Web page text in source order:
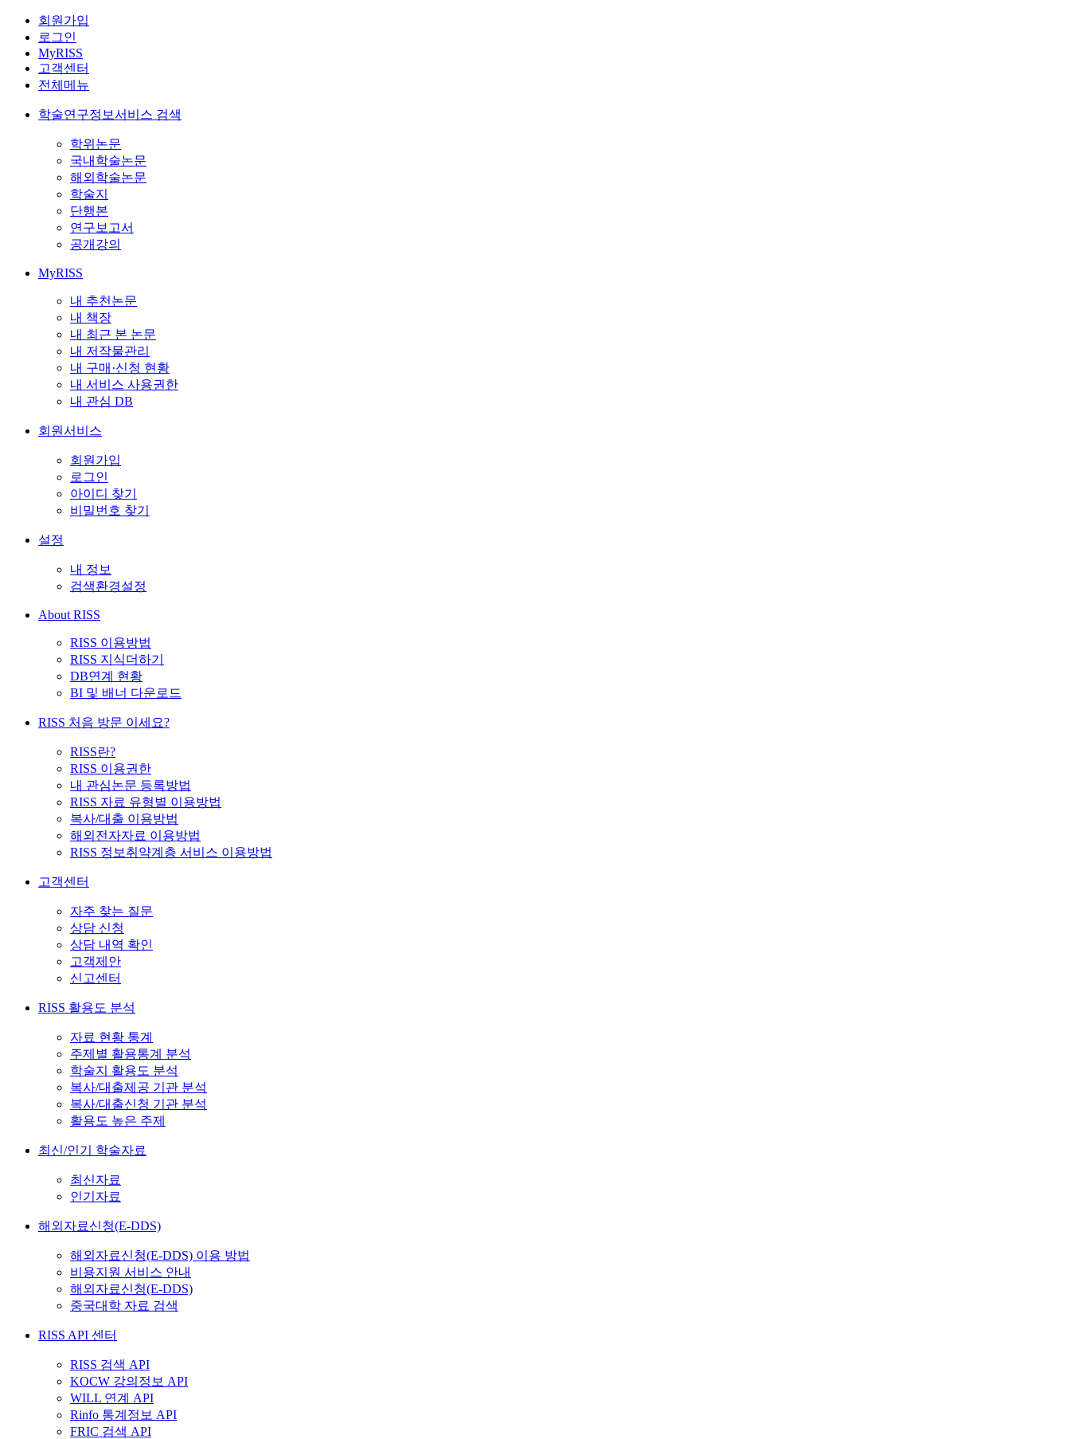
회원가입
로그인
MyRISS
고객센터
전체메뉴
학술연구정보서비스 검색
학위논문
국내학술논문
해외학술논문
학술지
단행본
연구보고서
공개강의
MyRISS
내 추천논문
내 책장
내 최근 본 논문
내 저작물관리
내 구매·신청 현황
내 서비스 사용권한
내 관심 DB
회원서비스
회원가입
로그인
아이디 찾기
비밀번호 찾기
설정
내 정보
검색환경설정
About RISS
RISS 이용방법
RISS 지식더하기
DB연계 현황
BI 및 배너 다운로드
RISS 처음 방문 이세요?
RISS란?
RISS 이용권한
내 관심논문 등록방법
RISS 자료 유형별 이용방법
복사/대출 이용방법
해외전자자료 이용방법
RISS 정보취약계층 서비스 이용방법
고객센터
자주 찾는 질문
상담 신청
상담 내역 확인
고객제안
신고센터
RISS 활용도 분석
자료 현황 통계
주제별 활용통계 분석
학술지 활용도 분석
복사/대출제공 기관 분석
복사/대출신청 기관 분석
활용도 높은 주제
최신/인기 학술자료
최신자료
인기자료
해외자료신청(E-DDS)
해외자료신청(E-DDS) 이용 방법
비용지원 서비스 안내
해외자료신청(E-DDS)
중국대학 자료 검색
RISS API 센터
RISS 검색 API
KOCW 강의정보 API
WILL 연계 API
Rinfo 통계정보 API
FRIC 검색 API